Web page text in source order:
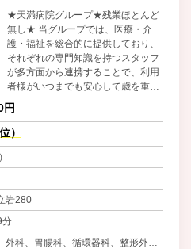
★天満病院グループ★残業ほとんど
無し★ 当グループでは、医療・介
護・福祉を総合的に提供しており、
それぞれの専門知識を持つスタッフ
が多方面から連携することで、利用
者様がいつまでも安心して歳を重
ね、希望する地域で暮らし続けられ
る医療やサービスのあり方を追い求
めています。
円
）
岩280
分
運動公園口 徒歩6分
外科、胃腸科、循環器科、整形外